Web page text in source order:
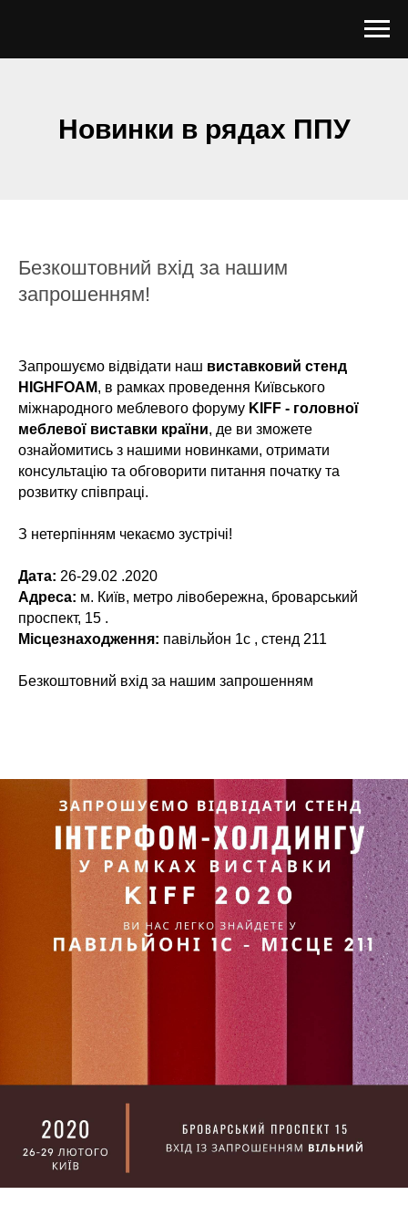
Новинки в рядах ППУ
Безкоштовний вхід за нашим
запрошенням!
Запрошуємо відвідати наш виставковий стенд
HIGHFOAM, в рамках проведення Київського
міжнародного меблевого форуму KIFF - головної
меблевої виставки країни, де ви зможете
ознайомитись з нашими новинками, отримати
консультацію та обговорити питання початку та
розвитку співпраці.
З нетерпінням чекаємо зустрічі!
Дата: 26-29.02 .2020
Адреса: м. Київ, метро лівобережна, броварський
проспект, 15 .
Місцезнаходження: павільйон 1с , стенд 211
Безкоштовний вхід за нашим запрошенням